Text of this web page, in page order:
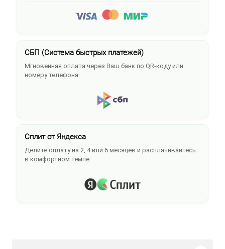
СБП (Система быстрых платежей)
Мгновенная оплата через Ваш банк по QR-коду или
номеру телефона.
Сплит от Яндекса
Делите оплату на 2, 4 или 6 месяцев и расплачивайтесь
в комфортном темпе.